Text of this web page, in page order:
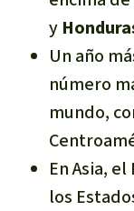
y
Un año
número
mundo,
En Asia,
los